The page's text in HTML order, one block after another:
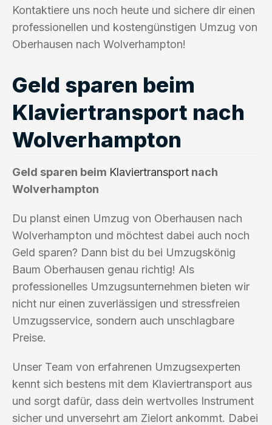
Kontaktiere uns noch heute und sichere dir einen
professionellen und kostengünstigen Umzug von
Oberhausen nach Wolverhampton!
Geld sparen beim
Klaviertransport nach
Wolverhampton
Geld sparen beim Klaviertransport nach
Wolverhampton
Du planst einen Umzug von Oberhausen nach
Wolverhampton und möchtest dabei auch noch
Geld sparen? Dann bist du bei Umzugskönig
Baum Oberhausen genau richtig! Als
professionelles Umzugsunternehmen bieten wir
nicht nur einen zuverlässigen und stressfreien
Umzugsservice, sondern auch unschlagbare
Preise.
Unser Team von erfahrenen Umzugsexperten
kennt sich bestens mit dem Klaviertransport aus
und sorgt dafür, dass dein wertvolles Instrument
sicher und unversehrt am Zielort ankommt. Dabei